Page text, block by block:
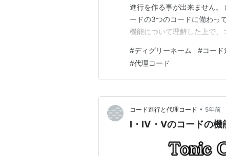
進行を作る事が出来ません
ードの3つのコードに備わっ
機能について理解した上で
しょう。 ディグリーネーム
ドの各コードに付けられる番
#ディグリーネーム #コード
#代理コード
コード進行と代理コード • 5年前
Ⅰ・Ⅳ・Ⅴのコードの機